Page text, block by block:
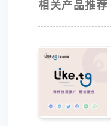
相关产品推荐